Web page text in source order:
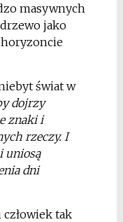
masywnych
jako
świat w
dojrzy
znaki i
rzeczy. I
uniosą
dni
tak